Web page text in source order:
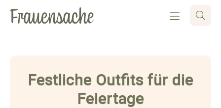
Festliche Outfits für die
Feiertage